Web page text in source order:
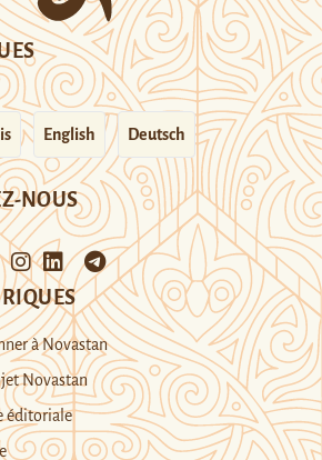
English Deutsch
NOUS
à Novastan
Novastan
éditoriale